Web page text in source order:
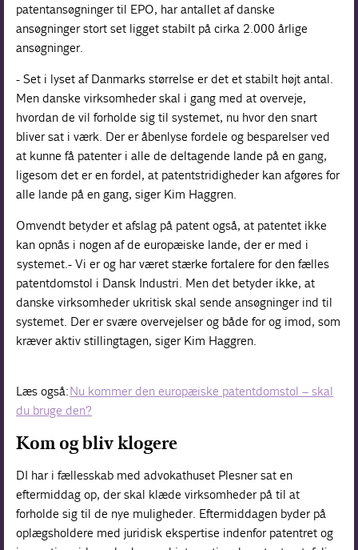
patentansøgninger til EPO, har antallet af danske
ansøgninger stort set ligget stabilt på cirka 2.000 årlige
ansøgninger.
- Set i lyset af Danmarks størrelse er det et stabilt højt antal.
Men danske virksomheder skal i gang med at overveje,
hvordan de vil forholde sig til systemet, nu hvor den snart
bliver sat i værk. Der er åbenlyse fordele og besparelser ved
at kunne få patenter i alle de deltagende lande på en gang,
ligesom det er en fordel, at patentstridigheder kan afgøres for
alle lande på en gang, siger Kim Haggren.
Omvendt betyder et afslag på patent også, at patentet ikke
kan opnås i nogen af de europæiske lande, der er med i
systemet.- Vi er og har været stærke fortalere for den fælles
patentdomstol i Dansk Industri. Men det betyder ikke, at
danske virksomheder ukritisk skal sende ansøgninger ind til
systemet. Der er svære overvejelser og både for og imod, som
kræver aktiv stillingtagen, siger Kim Haggren.
Læs også:Nu kommer den europæiske patentdomstol – skal
du bruge den?
Kom og bliv klogere
DI har i fællesskab med advokathuset Plesner sat en
eftermiddag op, der skal klæde virksomheder på til at
forholde sig til de nye muligheder. Eftermiddagen byder på
oplægsholdere med juridisk ekspertise indenfor patentret og